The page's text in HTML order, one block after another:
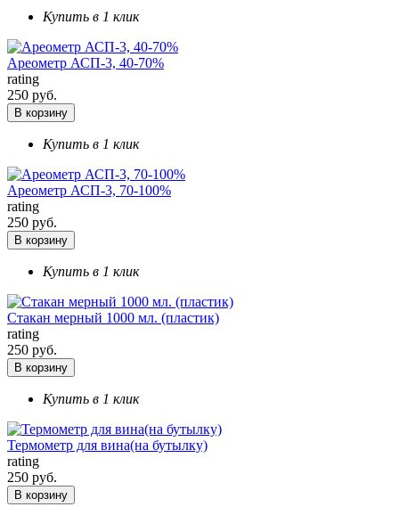
Купить в 1 клик
Ареометр АСП-3, 40-70%
rating
250 руб.
В корзину
Купить в 1 клик
Ареометр АСП-3, 70-100%
rating
250 руб.
В корзину
Купить в 1 клик
Стакан мерный 1000 мл. (пластик)
rating
250 руб.
В корзину
Купить в 1 клик
Термометр для вина(на бутылку)
rating
250 руб.
В корзину